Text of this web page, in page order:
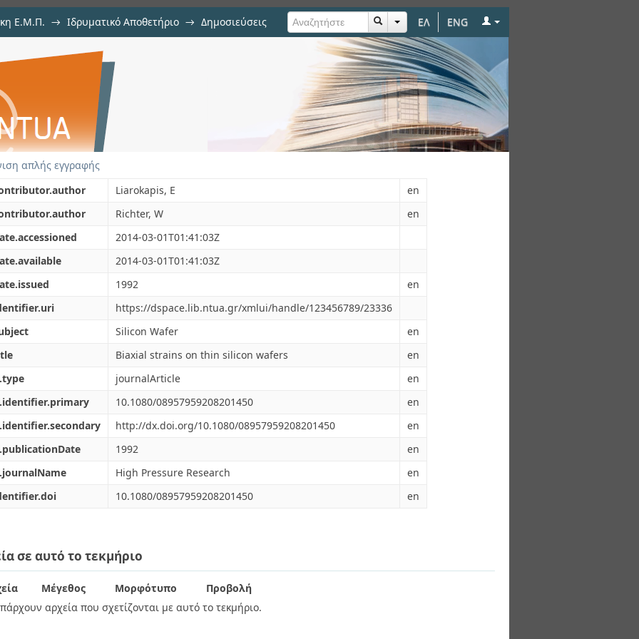
ΕΛ ENG
Ε.Μ.Π. → Ιδρυματικό Αποθετήριο → Δημοσιεύσεις
silicon wafers
απλής εγγραφής
Liarokapis, E
en
Richter, W
en
2014-03-01T01:41:03Z
2014-03-01T01:41:03Z
1992
en
https://dspace.lib.ntua.gr/xmlui/handle/123456789/23336
Silicon Wafer
en
Biaxial strains on thin silicon wafers
en
journalArticle
en
10.1080/08957959208201450
en
http://dx.doi.org/10.1080/08957959208201450
en
1992
en
High Pressure Research
en
10.1080/08957959208201450 en
σε αυτό το τεκμήριο
Μέγεθος Μορφότυπο
Προβολή
αρχεία που σχετίζονται με αυτό το τεκμήριο.